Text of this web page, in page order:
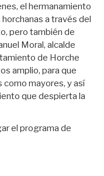
el hermanamiento
a través del
pero también de
Moral, alcalde
de Horche
amplio, para que
mayores, y así
que despierta la
el programa de